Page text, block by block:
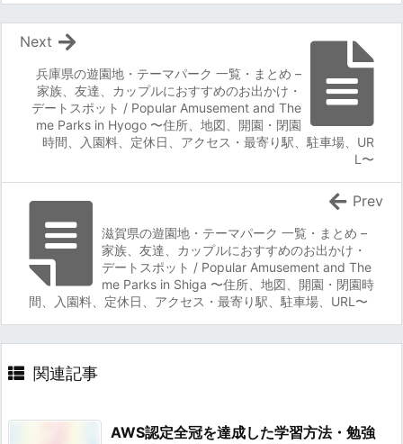
兵庫県の遊園地・テーマパーク 一覧・まとめ –
家族、友達、カップルにおすすめのお出かけ・
デートスポット / Popular Amusement and The
me Parks in Hyogo 〜住所、地図、開園・閉園
時間、入園料、定休日、アクセス・最寄り駅、駐車場、UR
L〜
Next
滋賀県の遊園地・テーマパーク 一覧・まとめ –
家族、友達、カップルにおすすめのお出かけ・
デートスポット / Popular Amusement and The
me Parks in Shiga 〜住所、地図、開園・閉園時
間、入園料、定休日、アクセス・最寄り駅、駐車場、URL〜
Prev
関連記事
AWS認定全冠を達成した学習方法・勉強